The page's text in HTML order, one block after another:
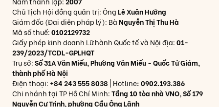
Chủ Tịch Hội đồng quản trị: ÔngLê Xuân Hưởng
Giám đốc (Đại diện pháp lý): BàNguyễn Thị Thu Hà
Mã số thuế:0102129732
Giấy phép kinh doanh Lữ hành Quốc tế và Nội địa:01-
239/2023/TCDL-GPLHQT
Trụ sở:Số 31A Văn Miếu, Phường Văn Miếu - Quốc Tử Giám,
thành phố Hà Nội
Điện thoại: +84 243 555 8038 | Hotline: 0902.193.386
Chi nhánh tại TP Hồ Chí Minh:Tầng 10 tòa nhà VNO, Số 179
Nguyễn Cư Trinh, phường Cầu Ông Lãnh